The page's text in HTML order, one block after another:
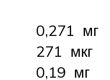
0,271 мг
271 мкг
0,19 мг